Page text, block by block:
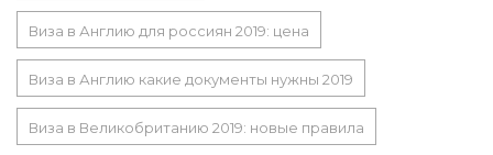
Виза в Англию для россиян 2019: цена
Виза в Англию какие документы нужны 2019
Виза в Великобританию 2019: новые правила